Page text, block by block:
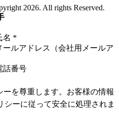
2026. All rights Reserved.
名 *
ールアドレス（会社用メールア
話番号
ーを尊重します。お客様の情報
シーに従って安全に処理されま